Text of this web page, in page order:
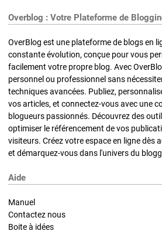
Overblog : Votre Plateforme de
OverBlog est une plateforme de blogs en
constante évolution, conçue pour vous
facilement votre propre blog. Avec
personnel ou professionnel sans
techniques avancées. Publiez,
vos articles, et connectez-vous avec une
blogueurs passionnés. Découvrez des
optimiser le référencement de vos
visiteurs. Créez votre espace en ligne dès
et démarquez-vous dans l'univers du
Aide
Manuel
Contactez nous
Boite à idées